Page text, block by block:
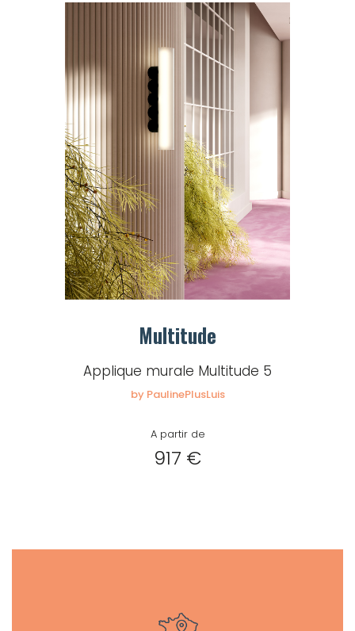
Multitude
Applique murale Multitude 5
by PaulinePlusLuis
A partir de
917 €